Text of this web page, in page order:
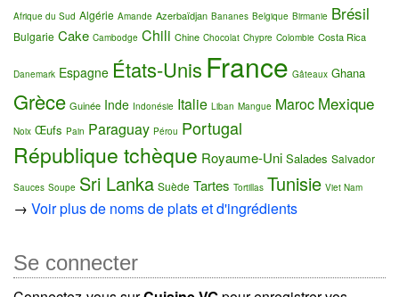
Afrique du Sud Algérie Amande Azerbaïdjan Bananes Belgique Birmanie Brésil
Bulgarie Cake Cambodge Chili Chine Chocolat Chypre Colombie Costa Rica
Danemark Espagne États-Unis France Gâteaux Ghana
Grèce Guinée Inde Indonésie Italie Liban Mangue Maroc Mexique
Noix Œufs Pain Paraguay Pérou Portugal
République tchèque Royaume-Uni Salades Salvador
Sauces Soupe Sri Lanka Suède Tartes Tortillas Tunisie Viet Nam
→ Voir plus de noms de plats et d'ingrédients
Se connecter